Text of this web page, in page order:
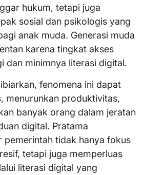
hukum, tetapi juga
sosial dan psikologis yang
anak muda. Generasi muda
karena tingkat akses
dan minimnya literasi digital.
fenomena ini dapat
menurunkan produktivitas,
banyak orang dalam jeratan
digital. Pratama
pemerintah tidak hanya fokus
tetapi juga memperluas
literasi digital yang